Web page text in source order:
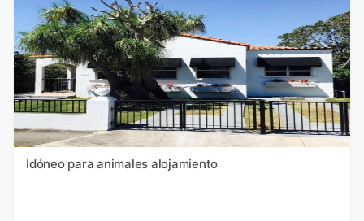
Idóneo para animales alojamiento